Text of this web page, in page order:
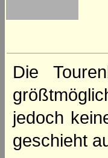
Die
jedoch
geschieht